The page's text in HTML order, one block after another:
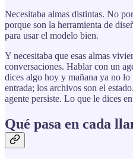
Necesitaba almas distintas. No
porque son la herramienta de
para usar el modelo bien.
Y necesitaba que esas almas
conversaciones. Hablar con un
dices algo hoy y mañana ya no
entrada; los archivos son el
agente persiste. Lo que le dices
Qué pasa en cada